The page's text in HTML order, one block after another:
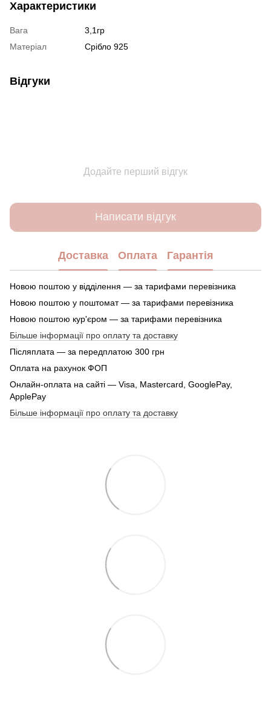
Характеристики
Вага
3,1гр
Матеріал
Срібло 925
Відгуки
Додайте перший відгук
Написати відгук
Доставка Оплата Гарантія
Новою поштою у відділення — за тарифами перевізника
Новою поштою у поштомат — за тарифами перевізника
Новою поштою кур'єром — за тарифами перевізника
Більше інформації про оплату та доставку
Післяплата — за передплатою 300 грн
Оплата на рахунок ФОП
Онлайн-оплата на сайті — Visa, Mastercard, GooglePay,
ApplePay
Більше інформації про оплату та доставку